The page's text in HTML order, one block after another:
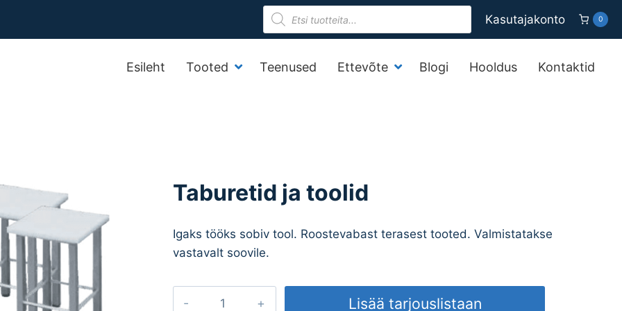
Products
search
Kasutajakonto 0
Esileht Tooted Teenused Ettevõte Blogi Hooldus Kontaktid
Taburetid ja toolid
Igaks tööks sobiv tool. Roostevabast terasest tooted. Valmistatakse
vastavalt soovile.
Lisää tarjouslistaan